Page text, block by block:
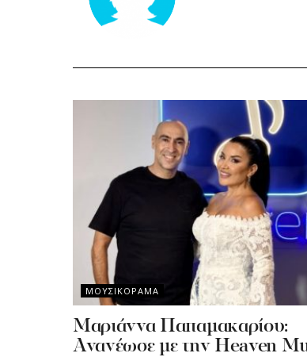
ΜΟΥΣΙΚΟΡΑΜΑ
Μαριάννα Παπαμακαρίου:
Ανανέωσε με την Heaven